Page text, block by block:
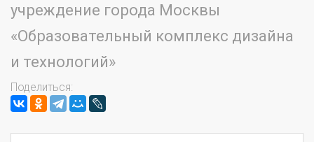
учреждение города Москвы
«Образовательный комплекс дизайна
и технологий»
Поделиться: